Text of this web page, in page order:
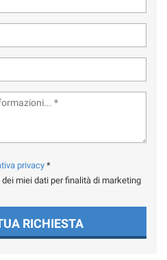
privacy *
miei dati per finalità di marketing
RICHIESTA